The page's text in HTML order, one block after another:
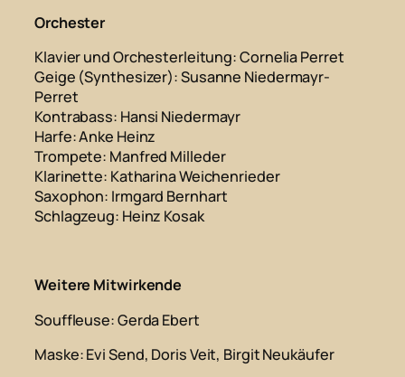
Orchester
Klavier und Orchesterleitung:Cornelia Perret
Geige (Synthesizer):Susanne Niedermayr-
Perret
Kontrabass: Hansi Niedermayr
Harfe:Anke Heinz
Trompete: Manfred Milleder
Klarinette: Katharina Weichenrieder
Saxophon: Irmgard Bernhart
Schlagzeug: Heinz Kosak
Weitere Mitwirkende
Souffleuse: Gerda Ebert
Maske: Evi Send, Doris Veit, Birgit Neukäufer